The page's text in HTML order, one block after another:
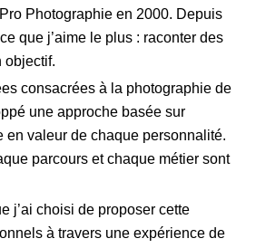
Photographie en 2000. Depuis
que j’aime le plus : raconter des
objectif.
consacrées à la photographie de
une approche basée sur
en valeur de chaque personnalité.
parcours et chaque métier sont
j’ai choisi de proposer cette
à travers une expérience de